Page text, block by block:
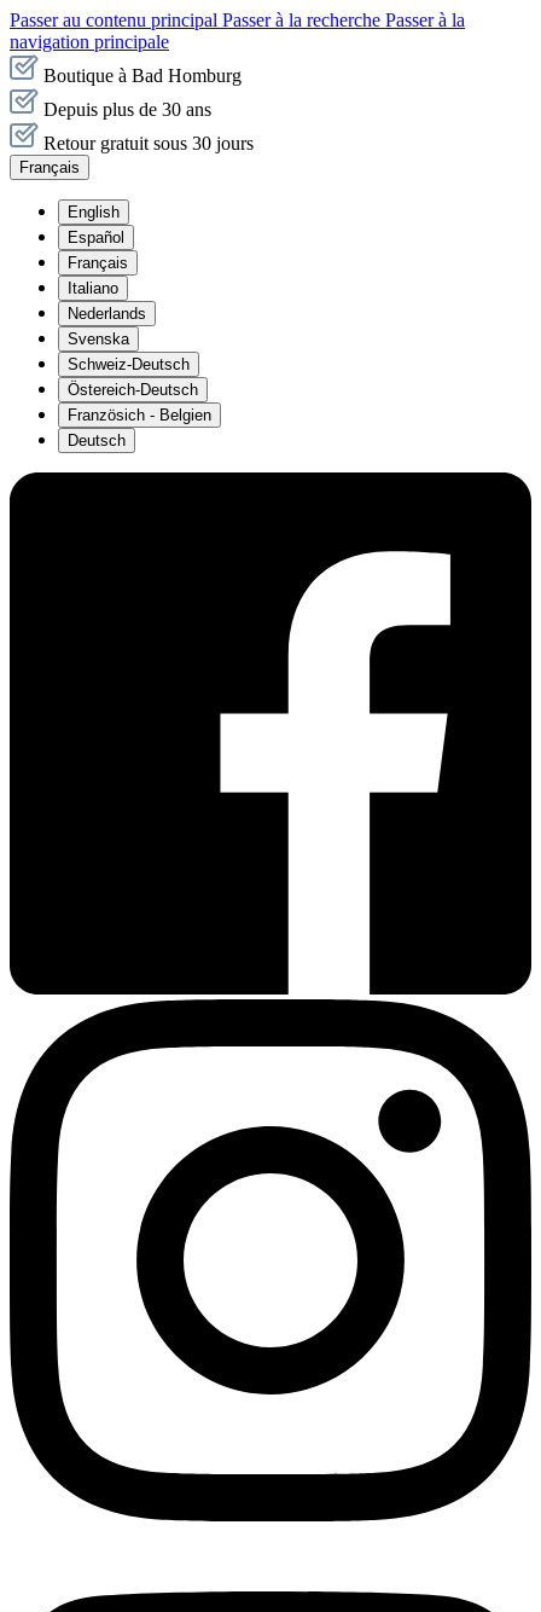
Passer au contenu principal Passer à la recherche Passer à la
navigation principale
Boutique à Bad Homburg
Depuis plus de 30 ans
Retour gratuit sous 30 jours
Français
English
Español
Français
Italiano
Nederlands
Svenska
Schweiz-Deutsch
Östereich-Deutsch
Französich - Belgien
Deutsch